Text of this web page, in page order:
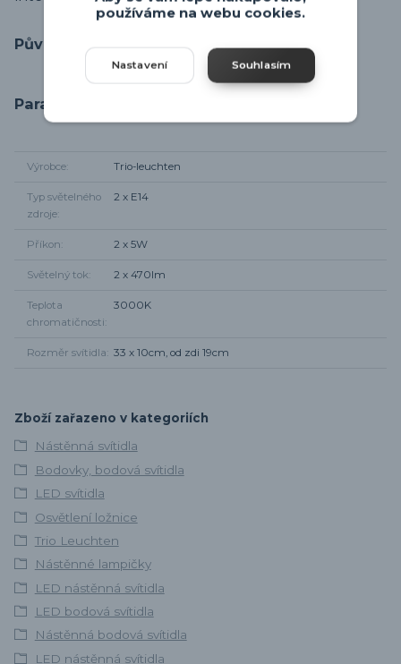
Původ zboží
Parametry
Výrobce Trio-leuchten
Typ světelného
zdroje
2 x E14
Příkon 2 x 5W
Světelný tok 2 x 470lm
Teplota
chromatičnosti
3000K
Rozměr svítidla 33 x 10cm, od zdi 19cm
Zboží zařazeno v kategoriích
Nástěnná svítidla
Bodovky, bodová svítidla
LED svítidla
Osvětlení ložnice
Trio Leuchten
Nástěnné lampičky
LED nástěnná svítidla
LED bodová svítidla
Nástěnná bodová svítidla
LED nástěnná svítidla
používáme na webu cookies.
Nastavení Souhlasím